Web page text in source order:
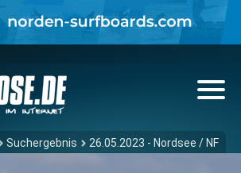
Suchergebnis 26.05.2023 - Nordsee / NF